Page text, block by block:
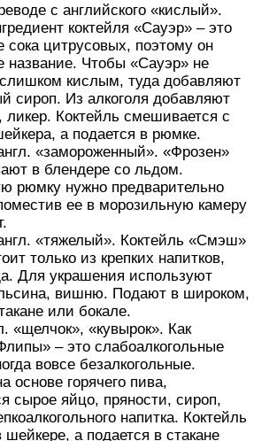
с английского «кислый».
коктейля «Сауэр» – это
сока цитрусовых, поэтому он
название. Чтобы «Сауэр» не
кислым, туда добавляют
сироп. Из алкоголя добавляют
ликер. Коктейль смешивается с
а подается в рюмке.
«замороженный». «Фрозен»
в блендере со льдом.
рюмку нужно предварительно
ее в морозильную камеру
«тяжелый». Коктейль «Смэш»
только из крепких напитков,
Для украшения используют
вишню. Подают в широком,
или бокале.
«щелчок», «кувырок». Как
– это слабоалкогольные
вовсе безалкогольные.
основе горячего пива,
сырое яйцо, пряности, сироп,
напитка. Коктейль
шейкере, а подается в стакане